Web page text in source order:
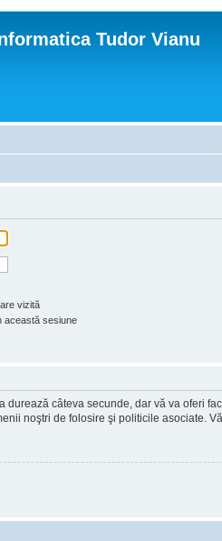
Tudor Vianu
vizită
această sesiune
durează câteva secunde, dar vă va oferi
noştri de folosire şi politicile asociate.